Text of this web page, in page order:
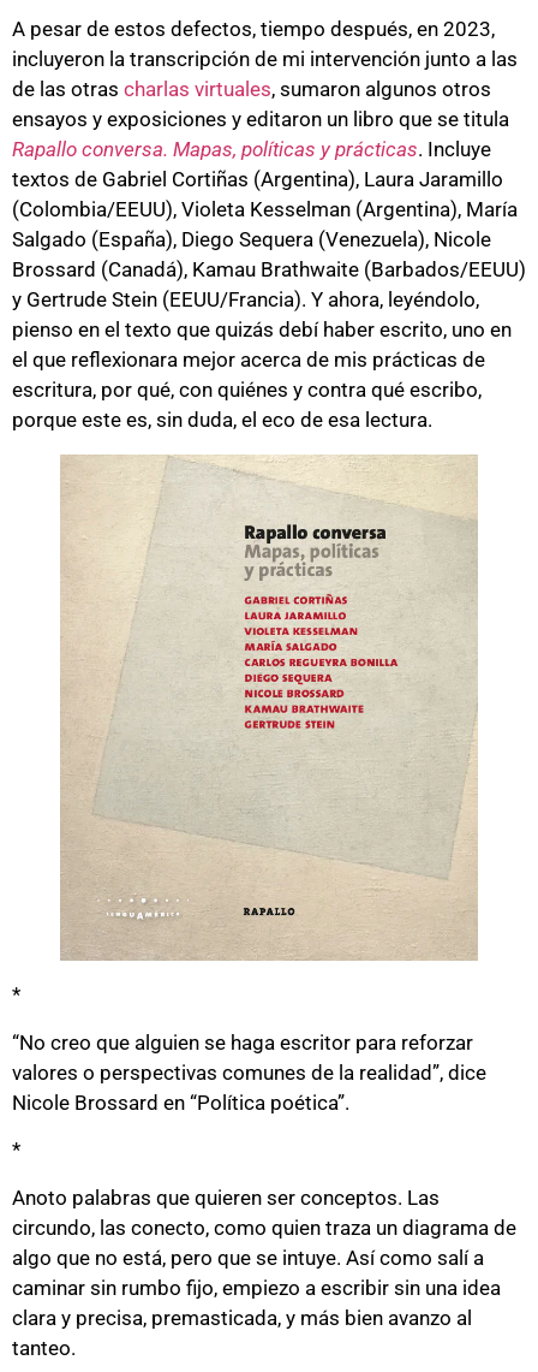
A pesar de estos defectos, tiempo después, en 2023,
incluyeron la transcripción de mi intervención junto a las
de las otras charlas virtuales, sumaron algunos otros
ensayos y exposiciones y editaron un libro que se titula
Rapallo conversa. Mapas, políticas y prácticas. Incluye
textos de Gabriel Cortiñas (Argentina), Laura Jaramillo
(Colombia/EEUU), Violeta Kesselman (Argentina), María
Salgado (España), Diego Sequera (Venezuela), Nicole
Brossard (Canadá), Kamau Brathwaite (Barbados/EEUU)
y Gertrude Stein (EEUU/Francia). Y ahora, leyéndolo,
pienso en el texto que quizás debí haber escrito, uno en
el que reflexionara mejor acerca de mis prácticas de
escritura, por qué, con quiénes y contra qué escribo,
porque este es, sin duda, el eco de esa lectura.
*
“No creo que alguien se haga escritor para reforzar
valores o perspectivas comunes de la realidad”, dice
Nicole Brossard en “Política poética”.
*
Anoto palabras que quieren ser conceptos. Las
circundo, las conecto, como quien traza un diagrama de
algo que no está, pero que se intuye. Así como salí a
caminar sin rumbo fijo, empiezo a escribir sin una idea
clara y precisa, premasticada, y más bien avanzo al
tanteo.